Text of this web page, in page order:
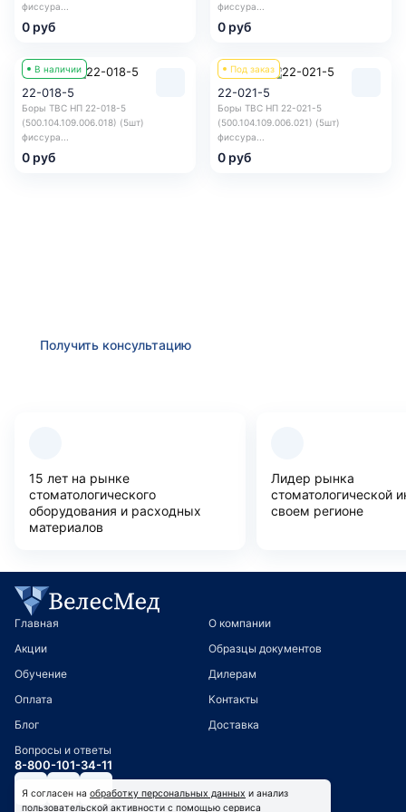
фиссура...
0 руб
фиссура...
0 руб
В наличии
22-018-5
Боры ТВС НП 22-018-5
(500.104.109.006.018) (5шт)
фиссура...
0 руб
Под заказ
22-021-5
Боры ТВС НП 22-021-5
(500.104.109.006.021) (5шт)
фиссура...
0 руб
Получить консультацию
15 лет на рынке
стоматологического
оборудования и расходных
материалов
Лидер рынка
стоматологической
своем регионе
Главная
О компании
Акции
Образцы документов
Обучение
Дилерам
Оплата
Контакты
Блог
Доставка
Вопросы и ответы
8-800-101-34-11
Я согласен на обработку персональных данных и анализ
пользовательской активности с помощью сервиса